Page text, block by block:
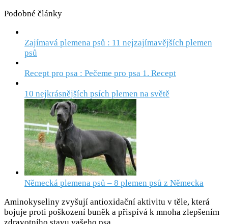
Podobné články
Zajímavá plemena psů : 11 nejzajímavějších plemen
psů
Recept pro psa : Pečeme pro psa 1. Recept
10 nejkrásnějších psích plemen na světě
Německá plemena psů – 8 plemen psů z Německa
Aminokyseliny zvyšují antioxidační aktivitu v těle, která
bojuje proti poškození buněk a přispívá k mnoha zlepšením
zdravotního stavu vašeho psa.